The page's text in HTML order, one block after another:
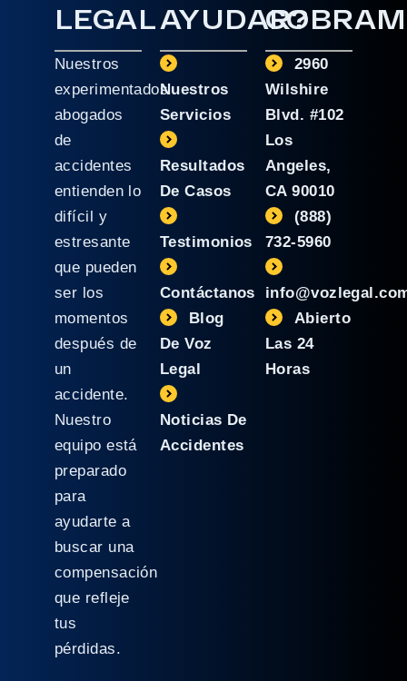
LEGAL
Nuestros
experimentados
abogados
de
accidentes
entienden lo
difícil y
estresante
que pueden
ser los
momentos
después de
un
accidente.
Nuestro
equipo está
preparado
para
ayudarte a
buscar una
compensación
que refleje
tus
pérdidas.
AYUDAR?
Nuestros
Servicios
Resultados
De Casos
Testimonios
Contáctanos
Blog
De Voz
Legal
Noticias De
Accidentes
2960
Wilshire
Blvd. #102
Los
Angeles,
CA 90010
(888)
732-5960
Abierto
Las 24
Horas